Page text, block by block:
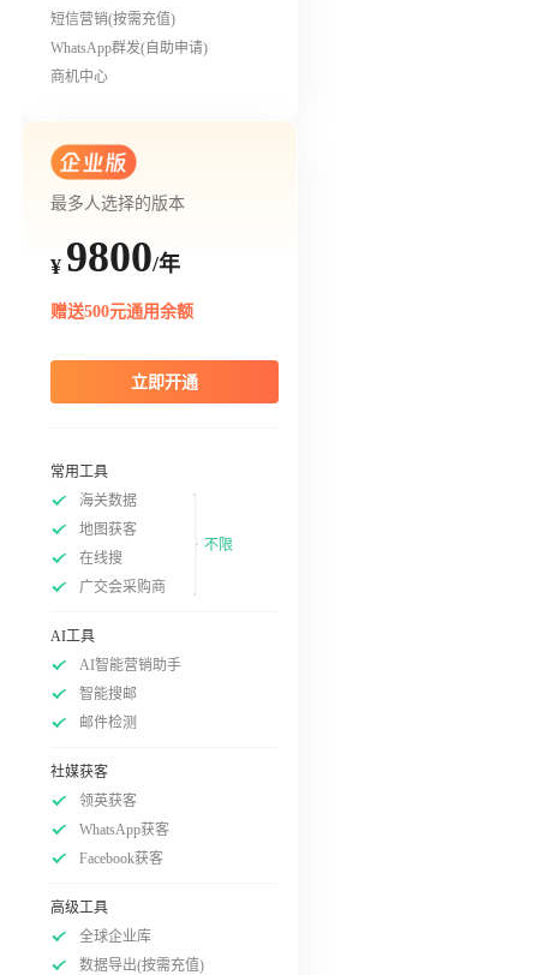
短信营销(按需充值)
WhatsApp群发(自助申请)
商机中心
最多人选择的版本
¥ 9800/年
赠送500元通用余额
立即开通
常用工具
海关数据
地图获客
在线搜
广交会采购商
不限
AI工具
AI智能营销助手
智能搜邮
邮件检测
社媒获客
领英获客
WhatsApp获客
Facebook获客
高级工具
全球企业库
数据导出(按需充值)